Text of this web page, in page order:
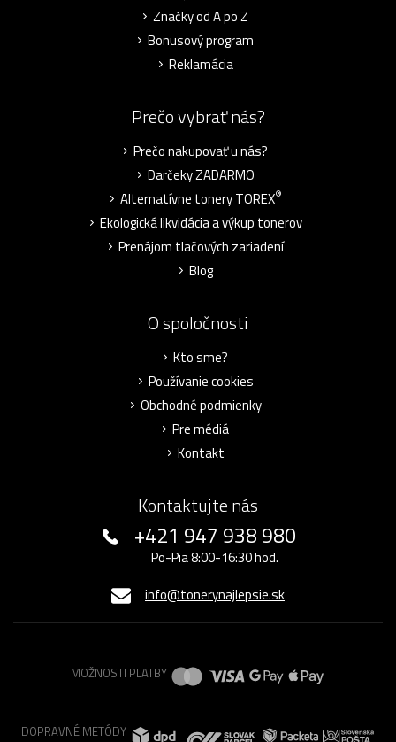
Značky od A po Z
Bonusový program
Reklamácia
Prečo vybrať nás?
Prečo nakupovať u nás?
Darčeky ZADARMO
Alternatívne tonery TOREX®
Ekologická likvidácia a výkup tonerov
Prenájom tlačových zariadení
Blog
O spoločnosti
Kto sme?
Používanie cookies
Obchodné podmienky
Pre médiá
Kontakt
Kontaktujte nás
+421 947 938 980
Po-Pia 8:00-16:30 hod.
info@tonerynajlepsie.sk
MOŽNOSTI PLATBY
DOPRAVNÉ METÓDY